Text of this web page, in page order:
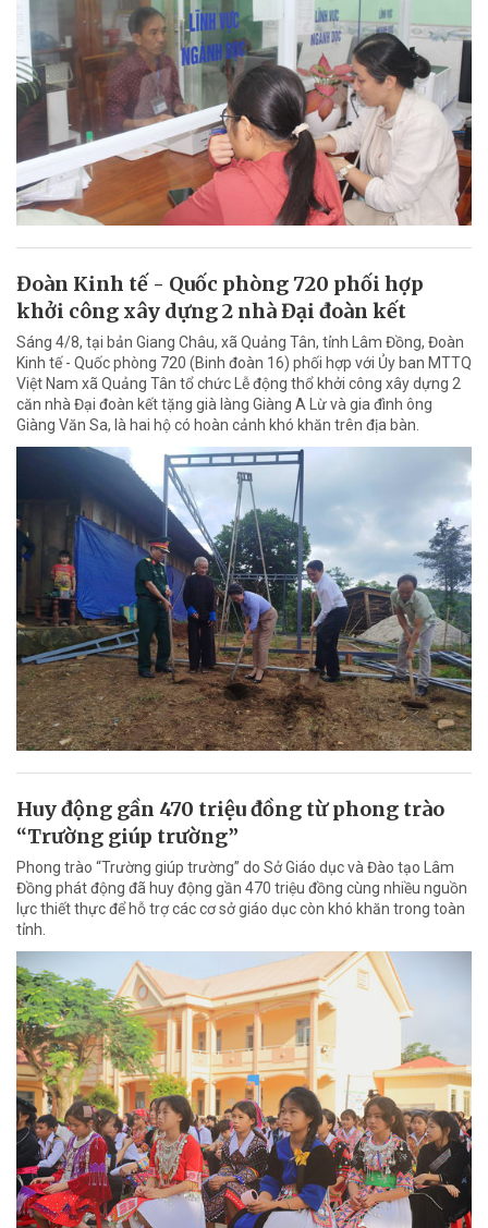
Đoàn Kinh tế - Quốc phòng 720 phối hợp
khởi công xây dựng 2 nhà Đại đoàn kết
Sáng 4/8, tại bản Giang Châu, xã Quảng Tân, tỉnh Lâm Đồng, Đoàn
Kinh tế - Quốc phòng 720 (Binh đoàn 16) phối hợp với Ủy ban MTTQ
Việt Nam xã Quảng Tân tổ chức Lễ động thổ khởi công xây dựng 2
căn nhà Đại đoàn kết tặng già làng Giàng A Lừ và gia đình ông
Giàng Văn Sa, là hai hộ có hoàn cảnh khó khăn trên địa bàn.
Huy động gần 470 triệu đồng từ phong trào
“Trường giúp trường”
Phong trào “Trường giúp trường” do Sở Giáo dục và Đào tạo Lâm
Đồng phát động đã huy động gần 470 triệu đồng cùng nhiều nguồn
lực thiết thực để hỗ trợ các cơ sở giáo dục còn khó khăn trong toàn
tỉnh.